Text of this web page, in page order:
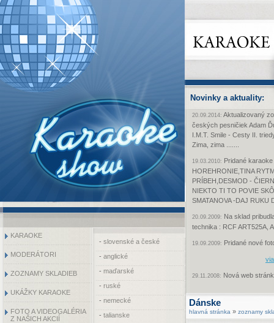
KARAOKE
MODERÁTORI
ZOZNAMY SKLADIEB
UKÁŽKY KARAOKE
FOTO A VIDEOGALÉRIA
Z NAŠICH AKCIÍ
- slovenské a české
- anglické
- maďarské
- ruské
- nemecké
- talianske
Novinky a aktuality:
20.09.2014: Aktualizovaný
českých pesničiek Adam
I.M.T. Smile - Cesty II.
Zima, zima .......
19.03.2010: Pridané
HOREHRONIE,TINA
PRÍBEH,DESMOD -
NIEKTO TI TO POVIE
SMATANOVA -DAJ RUKU
20.09.2009: Na sklad
technika : RCF ART525A,
19.09.2009: Pridané nové
29.11.2008: Nová web
Dánske
hlavná stránka » zoznamy